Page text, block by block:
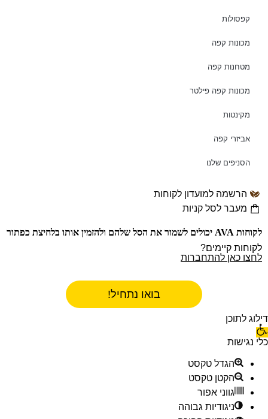
קפסולות
מכונות קפה
מטחנות קפה
מכונות קפה פילטר
מקינטות
אביזרי קפה
הסניפים שלנו
הרשמה למועדון לקוחות
מעבר לסל קניות
לקוחות AVA יכולים לשמור את הסל שלהם ולהזמין אותו בלחיצת כפתור
לקוחות קיימים?
לחצו כאן להתחברות
בואו נתחיל!
דילוג לתוכן
פ
ת
ח
כלי נגישות
הגדל טקסט
הקטן טקסט
גווני אפור
ניגודיות גבוהה